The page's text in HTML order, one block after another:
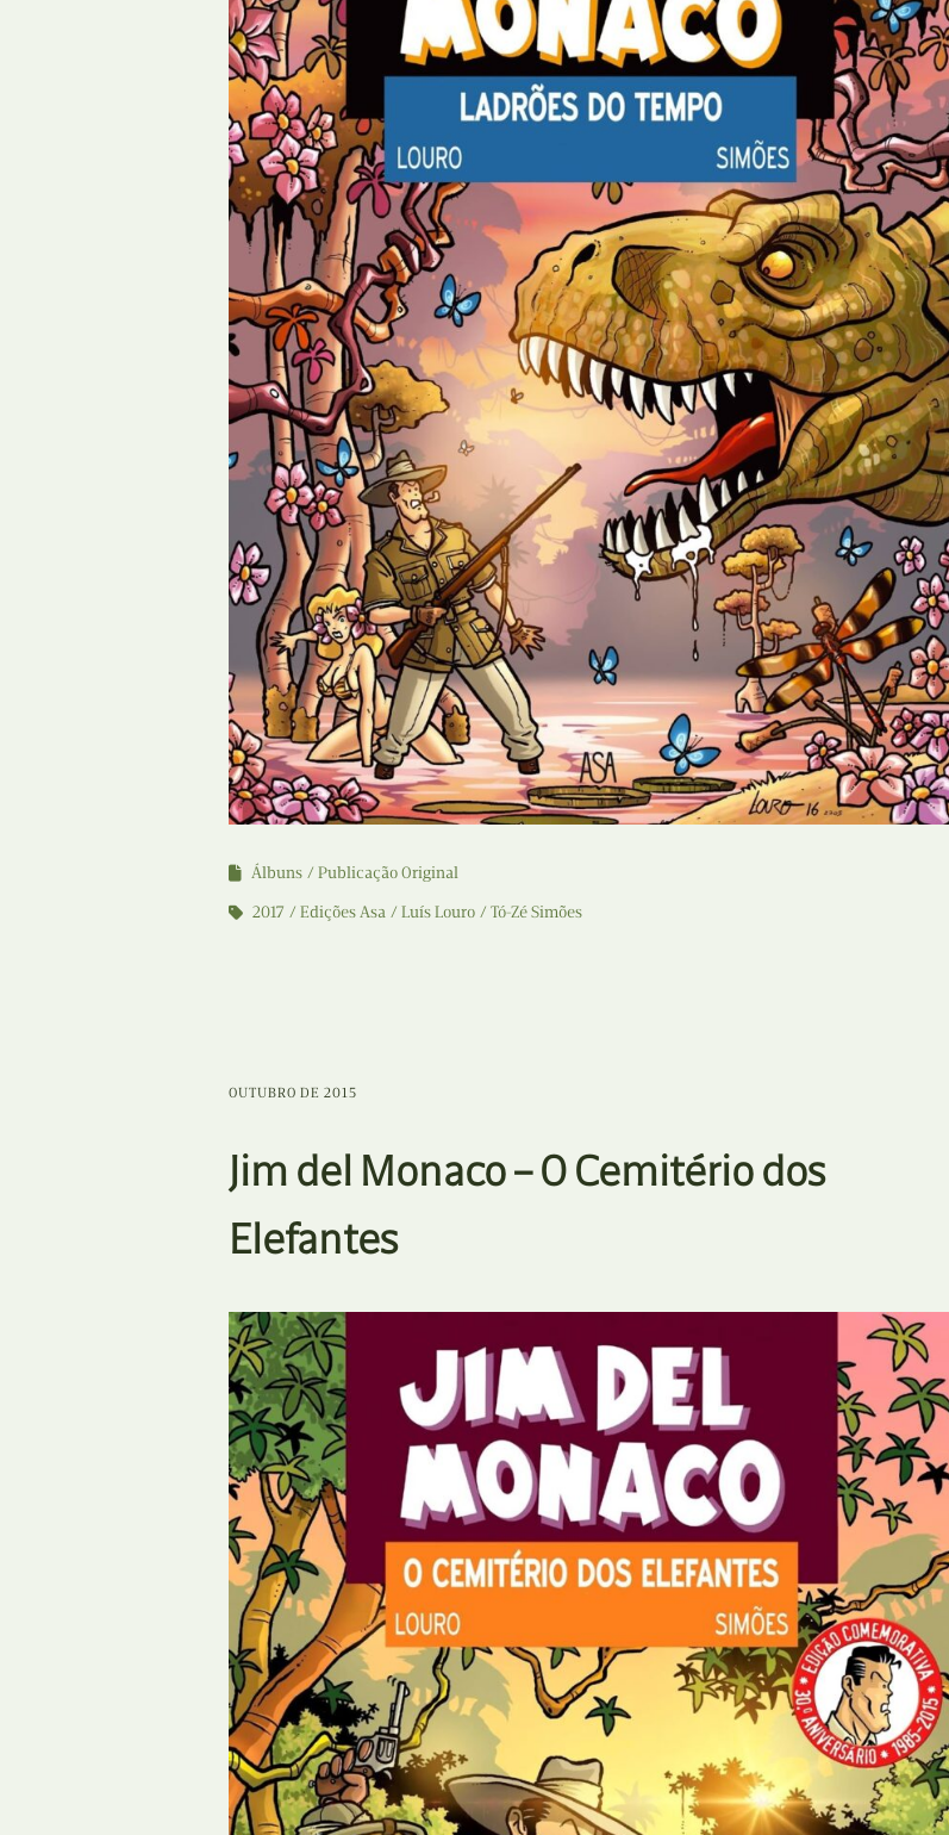
Álbuns
Publicação Original
2017
Edições Asa Luís Louro Tó-Zé Simões
OUTUBRO DE 2015
Jim del Monaco – O Cemitério dos
Elefantes